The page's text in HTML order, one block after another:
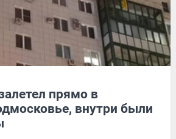
прямо в
внутри были